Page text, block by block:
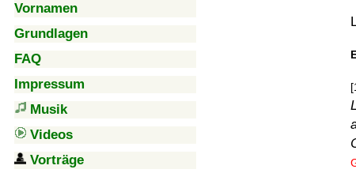
Vornamen
Grundlagen
FAQ
Impressum
Musik
Videos
Vorträge